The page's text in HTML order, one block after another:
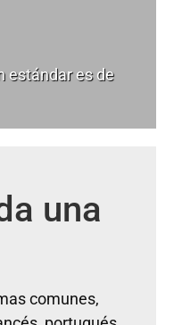
estándar es de
una
comunes,